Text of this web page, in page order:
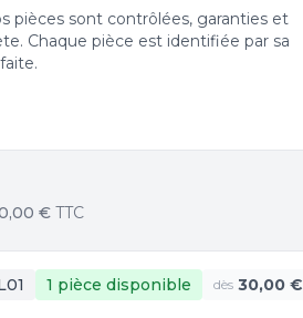
pièces sont contrôlées, garanties et
Chaque pièce est identifiée par sa
€ TTC
1 pièce disponible dès 30,00 €